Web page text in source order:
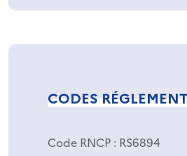
CODES
Code RNCP : RS6894